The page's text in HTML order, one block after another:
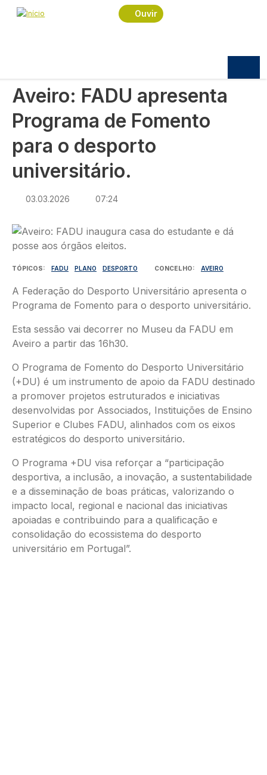
Passar para o conteúdo principal
Ouvir
Navegação estrutural
Início
Desporto
Aveiro: FADU apresenta Programa de Fomento
Aveiro: FADU apresenta
Programa de Fomento
para o desporto
universitário.
03.03.2026 07:24
Imagem
TÓPICOS FADU PLANO DESPORTO CONCELHO AVEIRO
A Federação do Desporto Universitário apresenta o
Programa de Fomento para o desporto universitário.
Esta sessão vai decorrer no Museu da FADU em
Aveiro a partir das 16h30.
O Programa de Fomento do Desporto Universitário
(+DU) é um instrumento de apoio da FADU destinado
a promover projetos estruturados e iniciativas
desenvolvidas por Associados, Instituições de Ensino
Superior e Clubes FADU, alinhados com os eixos
estratégicos do desporto universitário.
O Programa +DU visa reforçar a “participação
desportiva, a inclusão, a inovação, a sustentabilidade
e a disseminação de boas práticas, valorizando o
impacto local, regional e nacional das iniciativas
apoiadas e contribuindo para a qualificação e
consolidação do ecossistema do desporto
universitário em Portugal”.